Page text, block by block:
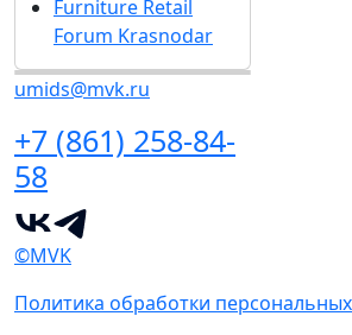
Furniture Retail
Forum Krasnodar
umids@mvk.ru
+7 (861) 258-84-
58
©MVK
Политика обработки